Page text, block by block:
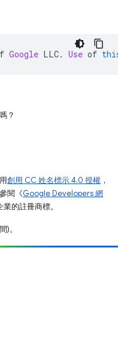
Google LLC. Use of
？
創用 CC 姓名標示 4.0 授權 ，
閱《Google Developers 網
的註冊商標。
)。